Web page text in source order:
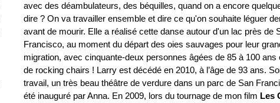
avec des déambulateurs, des béquilles, quand on a encore
dire ? On va travailler ensemble et dire ce qu'on souhaite léguer
avant de mourir. Elle a réalisé cette danse autour d'un lac près de
Francisco, au moment du départ des oies sauvages pour leur
migration, avec cinquante-deux personnes âgées de 85 à 100 ans
de rocking chairs ! Larry est décédé en 2010, à l’âge de 93 ans.
travail, un très beau théâtre de verdure dans un parc de San
été inauguré par Anna. En 2009, lors du tournage de mon film Les